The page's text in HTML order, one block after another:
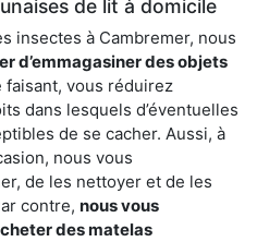
de lit à domicile
insectes à Cambremer, nous
d’emmagasiner des objets
faisant, vous réduirez
dans lesquels d’éventuelles
de se cacher. Aussi, à
nous vous
de les nettoyer et de les
contre, nous vous
des matelas